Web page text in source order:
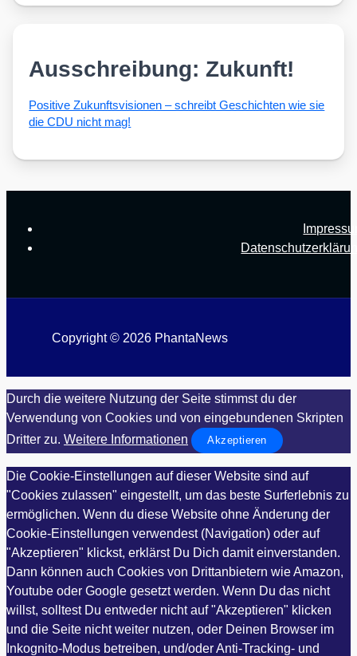
Ausschreibung: Zukunft!
Posi­ti­ve Zukunfts­vi­sio­nen – schreibt Geschich­ten wie sie
die CDU nicht mag!
Copyright © 2026 PhantaNews
Durch die weitere Nutzung der Seite stimmst du der
Verwendung von Cookies und von eingebundenen Skripten
Dritter zu. Weitere Informationen Akzeptieren
Die Cookie-Einstellungen auf dieser Website sind auf
"Cookies zulassen" eingestellt, um das beste Surferlebnis zu
ermöglichen. Wenn du diese Website ohne Änderung der
Cookie-Einstellungen verwendest (Navigation) oder auf
"Akzeptieren" klickst, erklärst Du Dich damit einverstanden.
Dann können auch Cookies von Drittanbietern wie Amazon,
Youtube oder Google gesetzt werden. Wenn Du das nicht
willst, solltest Du entweder nicht auf "Akzeptieren" klicken
und die Seite nicht weiter nutzen, oder Deinen Browser im
Inkognito-Modus betreiben, und/oder Anti-Tracking- und